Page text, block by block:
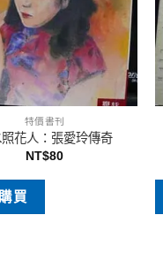
特價書刊
照花人：張愛玲傳奇
NT$80
買